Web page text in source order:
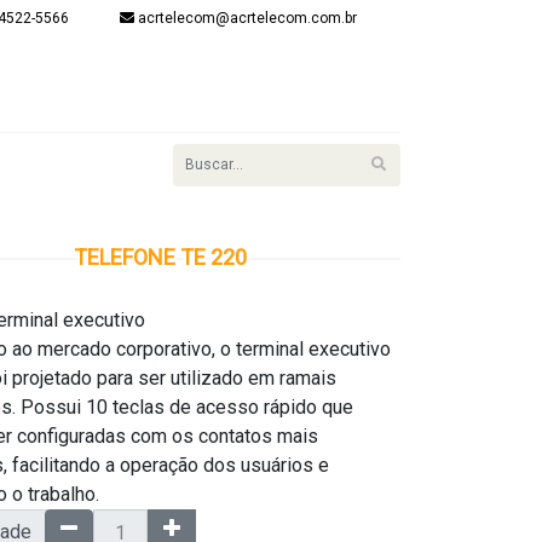
5566 acrtelecom@acrtelecom.com.br
TELEFONE TE 220
executivo
ao mercado corporativo, o terminal executivo
projetado para ser utilizado em ramais
Possui 10 teclas de acesso rápido que
configuradas com os contatos mais
facilitando a operação dos usuários e
o trabalho.